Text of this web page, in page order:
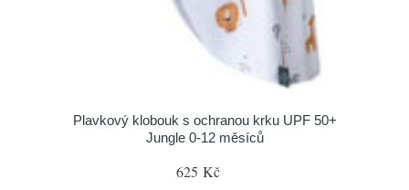
Plavkový klobouk s ochranou krku UPF 50+
Jungle 0-12 měsíců
625 Kč